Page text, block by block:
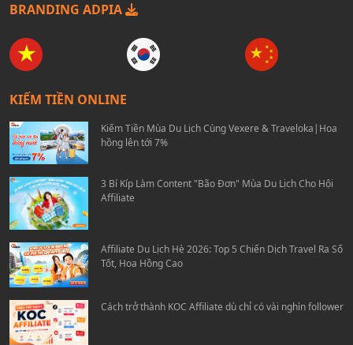
BRANDING ADPIA
KIẾM TIỀN ONLINE
Kiếm Tiền Mùa Du Lịch Cùng Vexere & Traveloka|Hoa
hồng lên tới 7%
3 Bí Kíp Làm Content "Bão Đơn" Mùa Du Lịch Cho Hội
Affiliate
Affiliate Du Lịch Hè 2026: Top 5 Chiến Dịch Travel Ra Số
Tốt, Hoa Hồng Cao
Cách trở thành KOC Affiliate dù chỉ có vài nghìn follower